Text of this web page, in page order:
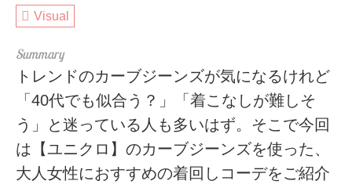
Visual
トレンドのカーブジーンズが気になるけれど
「40代でも似合う？」「着こなしが難しそ
う」と迷っている人も多いはず。そこで今回
は【ユニクロ】のカーブジーンズを使った、
大人女性におすすめの着回しコーデをご紹介